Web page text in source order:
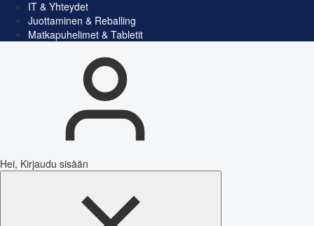
IT & Yhteydet
Juottaminen & Reballing
Matkapuhelimet & Tabletit
Hei, Kirjaudu sisään